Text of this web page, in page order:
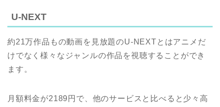
U-NEXT
約21万作品もの動画を見放題のU-NEXTとはアニメだ
けでなく様々なジャンルの作品を視聴することができ
ます。
月額料金が2189円で、他のサービスと比べると少々高